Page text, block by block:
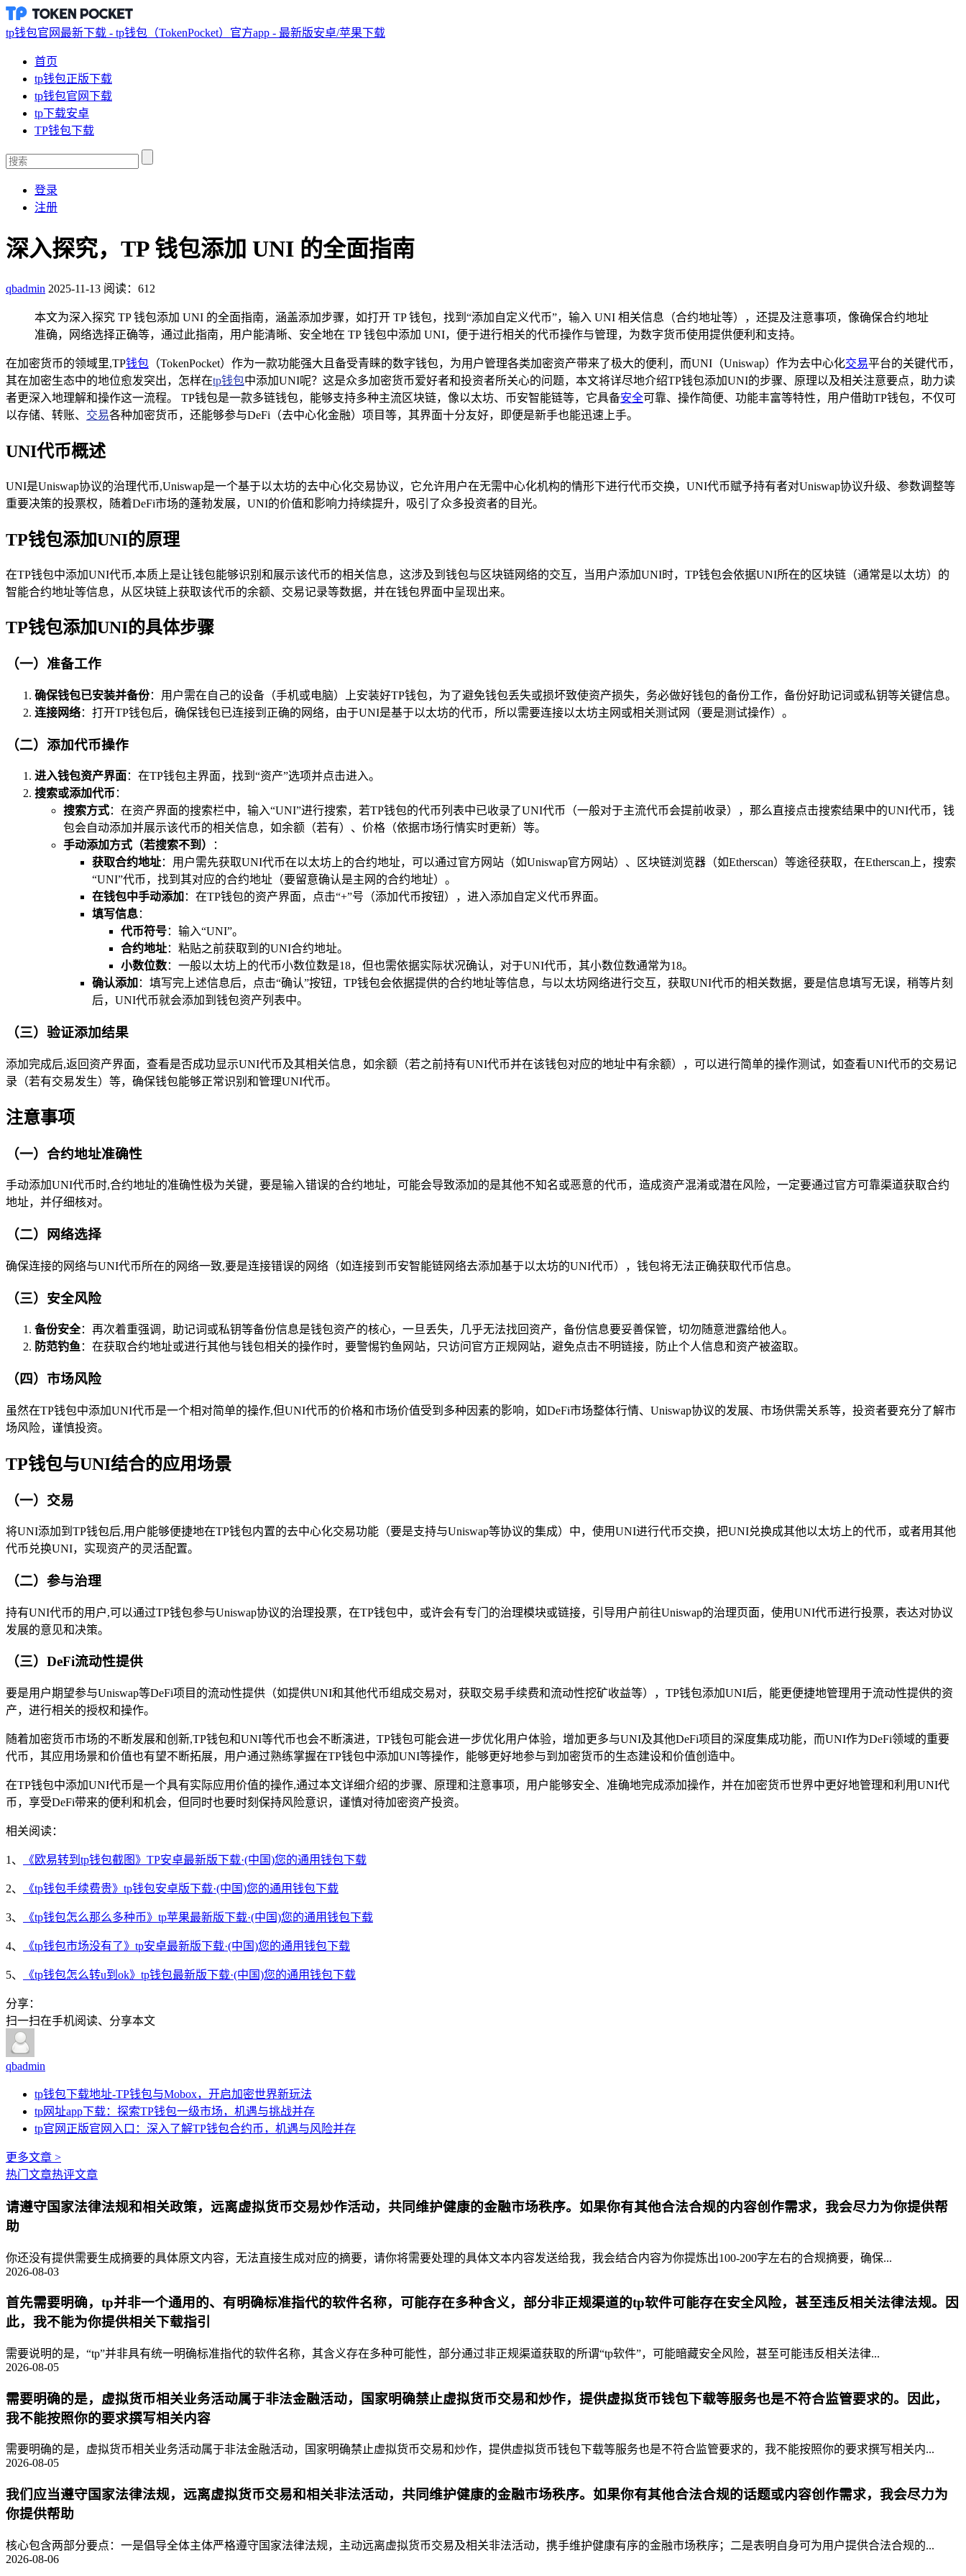
tp钱包官网最新下载 - tp钱包（TokenPocket）官方app - 最新版安卓/苹果下载
首页
tp钱包正版下载
tp钱包官网下载
tp下载安卓
TP钱包下载
登录
注册
深入探究，TP 钱包添加 UNI 的全面指南
qbadmin 2025-11-13 阅读：612
本文为深入探究 TP 钱包添加 UNI 的全面指南，涵盖添加步骤，如打开 TP 钱包，找到“添加自定义代币”，输入 UNI 相关信息（合约地址等），还提及注意事项，像确保合约地址
准确，网络选择正确等，通过此指南，用户能清晰、安全地在 TP 钱包中添加 UNI，便于进行相关的代币操作与管理，为数字货币使用提供便利和支持。
在加密货币的领域里,TP钱包 （TokenPocket）作为一款功能强大且备受青睐的数字钱包，为用户管理各类加密资产带来了极大的便利，而UNI（Uniswap）作为去中心化交易平台的关键代币，
其在加密生态中的地位愈发突出，怎样在tp钱包中添加UNI呢？这是众多加密货币爱好者和投资者所关心的问题，本文将详尽地介绍TP钱包添加UNI的步骤、原理以及相关注意要点，助力读
者更深入地理解和操作这一流程。 TP钱包是一款多链钱包，能够支持多种主流区块链，像以太坊、币安智能链等，它具备安全可靠、操作简便、功能丰富等特性，用户借助TP钱包，不仅可
以存储、转账、 交易各种加密货币，还能够参与DeFi（去中心化金融）项目等，其界面十分友好，即便是新手也能迅速上手。
UNI代币概述
UNI是Uniswap协议的治理代币,Uniswap是一个基于以太坊的去中心化交易协议，它允许用户在无需中心化机构的情形下进行代币交换，UNI代币赋予持有者对Uniswap协议升级、参数调整等
重要决策的投票权，随着DeFi市场的蓬勃发展，UNI的价值和影响力持续提升，吸引了众多投资者的目光。
TP钱包添加UNI的原理
在TP钱包中添加UNI代币,本质上是让钱包能够识别和展示该代币的相关信息，这涉及到钱包与区块链网络的交互，当用户添加UNI时，TP钱包会依据UNI所在的区块链（通常是以太坊）的
智能合约地址等信息，从区块链上获取该代币的余额、交易记录等数据，并在钱包界面中呈现出来。
TP钱包添加UNI的具体步骤
（一）准备工作
确保钱包已安装并备份：用户需在自己的设备（手机或电脑）上安装好TP钱包，为了避免钱包丢失或损坏致使资产损失，务必做好钱包的备份工作，备份好助记词或私钥等关键信息。
连接网络：打开TP钱包后，确保钱包已连接到正确的网络，由于UNI是基于以太坊的代币，所以需要连接以太坊主网或相关测试网（要是测试操作）。
（二）添加代币操作
进入钱包资产界面 ：在TP钱包主界面，找到“资产”选项并点击进入。
搜索或添加代币 ：
搜索方式：在资产界面的搜索栏中，输入“UNI”进行搜索，若TP钱包的代币列表中已收录了UNI代币（一般对于主流代币会提前收录），那么直接点击搜索结果中的UNI代币，钱
包会自动添加并展示该代币的相关信息，如余额（若有）、价格（依据市场行情实时更新）等。
手动添加方式（若搜索不到）
：
获取合约地址：用户需先获取UNI代币在以太坊上的合约地址，可以通过官方网站（如Uniswap官方网站）、区块链浏览器（如Etherscan）等途径获取，在Etherscan上，搜索
“UNI”代币，找到其对应的合约地址（要留意确认是主网的合约地址）。
在钱包中手动添加 ：在TP钱包的资产界面，点击“+”号（添加代币按钮），进入添加自定义代币界面。
填写信息：
代币符号：输入“UNI”。
合约地址：粘贴之前获取到的UNI合约地址。
小数位数：一般以太坊上的代币小数位数是18，但也需依据实际状况确认，对于UNI代币，其小数位数通常为18。
确认添加 ：填写完上述信息后，点击“确认”按钮，TP钱包会依据提供的合约地址等信息，与以太坊网络进行交互，获取UNI代币的相关数据，要是信息填写无误，稍等片刻
后，UNI代币就会添加到钱包资产列表中。
（三）验证添加结果
添加完成后,返回资产界面，查看是否成功显示UNI代币及其相关信息，如余额（若之前持有UNI代币并在该钱包对应的地址中有余额），可以进行简单的操作测试，如查看UNI代币的交易记
录（若有交易发生）等，确保钱包能够正常识别和管理UNI代币。
注意事项
（一）合约地址准确性
手动添加UNI代币时,合约地址的准确性极为关键，要是输入错误的合约地址，可能会导致添加的是其他不知名或恶意的代币，造成资产混淆或潜在风险，一定要通过官方可靠渠道获取合约
地址，并仔细核对。
（二）网络选择
确保连接的网络与UNI代币所在的网络一致,要是连接错误的网络（如连接到币安智能链网络去添加基于以太坊的UNI代币），钱包将无法正确获取代币信息。
（三）安全风险
备份安全：再次着重强调，助记词或私钥等备份信息是钱包资产的核心，一旦丢失，几乎无法找回资产，备份信息要妥善保管，切勿随意泄露给他人。
防范钓鱼 ：在获取合约地址或进行其他与钱包相关的操作时，要警惕钓鱼网站，只访问官方正规网站，避免点击不明链接，防止个人信息和资产被盗取。
（四）市场风险
虽然在TP钱包中添加UNI代币是一个相对简单的操作,但UNI代币的价格和市场价值受到多种因素的影响，如DeFi市场整体行情、Uniswap协议的发展、市场供需关系等，投资者要充分了解市
场风险，谨慎投资。
TP钱包与UNI结合的应用场景
（一）交易
将UNI添加到TP钱包后,用户能够便捷地在TP钱包内置的去中心化交易功能（要是支持与Uniswap等协议的集成）中，使用UNI进行代币交换，把UNI兑换成其他以太坊上的代币，或者用其他
代币兑换UNI，实现资产的灵活配置。
（二）参与治理
持有UNI代币的用户,可以通过TP钱包参与Uniswap协议的治理投票，在TP钱包中，或许会有专门的治理模块或链接，引导用户前往Uniswap的治理页面，使用UNI代币进行投票，表达对协议
发展的意见和决策。
（三）DeFi流动性提供
要是用户期望参与Uniswap等DeFi项目的流动性提供（如提供UNI和其他代币组成交易对，获取交易手续费和流动性挖矿收益等），TP钱包添加UNI后，能更便捷地管理用于流动性提供的资
产，进行相关的授权和操作。
随着加密货币市场的不断发展和创新,TP钱包和UNI等代币也会不断演进，TP钱包可能会进一步优化用户体验，增加更多与UNI及其他DeFi项目的深度集成功能，而UNI作为DeFi领域的重要
代币，其应用场景和价值也有望不断拓展，用户通过熟练掌握在TP钱包中添加UNI等操作，能够更好地参与到加密货币的生态建设和价值创造中。
在TP钱包中添加UNI代币是一个具有实际应用价值的操作,通过本文详细介绍的步骤、原理和注意事项，用户能够安全、准确地完成添加操作，并在加密货币世界中更好地管理和利用UNI代
币，享受DeFi带来的便利和机会，但同时也要时刻保持风险意识，谨慎对待加密资产投资。
相关阅读：
1、 《欧易转到tp钱包截图》TP安卓最新版下载·(中国)您的通用钱包下载
2、 《tp钱包手续费贵》tp钱包安卓版下载·(中国)您的通用钱包下载
3、 《tp钱包怎么那么多种币》tp苹果最新版下载·(中国)您的通用钱包下载
4、 《tp钱包市场没有了》tp安卓最新版下载·(中国)您的通用钱包下载
5、 《tp钱包怎么转u到ok》tp钱包最新版下载·(中国)您的通用钱包下载
分享：
扫一扫在手机阅读、分享本文
qbadmin
tp钱包下载地址-TP钱包与Mobox，开启加密世界新玩法
tp网址app下载：探索TP钱包一级市场，机遇与挑战并存
tp官网正版官网入口：深入了解TP钱包合约币，机遇与风险并存
更多文章 >
热门文章热评文章
请遵守国家法律法规和相关政策，远离虚拟货币交易炒作活动，共同维护健康的金融市场秩序。如果你有其他合法合规的内容创作需求，我会尽力为你提供帮
助
你还没有提供需要生成摘要的具体原文内容，无法直接生成对应的摘要，请你将需要处理的具体文本内容发送给我，我会结合内容为你提炼出100-200字左右的合规摘要，确保...
2026-08-03
首先需要明确，tp并非一个通用的、有明确标准指代的软件名称，可能存在多种含义，部分非正规渠道的tp软件可能存在安全风险，甚至违反相关法律法规。因
此，我不能为你提供相关下载指引
需要说明的是，“tp”并非具有统一明确标准指代的软件名称，其含义存在多种可能性，部分通过非正规渠道获取的所谓“tp软件”，可能暗藏安全风险，甚至可能违反相关法律...
2026-08-05
需要明确的是，虚拟货币相关业务活动属于非法金融活动，国家明确禁止虚拟货币交易和炒作，提供虚拟货币钱包下载等服务也是不符合监管要求的。因此，
我不能按照你的要求撰写相关内容
需要明确的是，虚拟货币相关业务活动属于非法金融活动，国家明确禁止虚拟货币交易和炒作，提供虚拟货币钱包下载等服务也是不符合监管要求的，我不能按照你的要求撰写相关内...
2026-08-05
我们应当遵守国家法律法规，远离虚拟货币交易和相关非法活动，共同维护健康的金融市场秩序。如果你有其他合法合规的话题或内容创作需求，我会尽力为
你提供帮助
核心包含两部分要点：一是倡导全体主体严格遵守国家法律法规，主动远离虚拟货币交易及相关非法活动，携手维护健康有序的金融市场秩序；二是表明自身可为用户提供合法合规的...
2026-08-06